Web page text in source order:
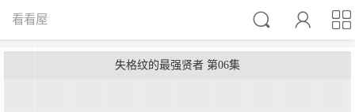



看看屋
失格纹的最强贤者 第06集